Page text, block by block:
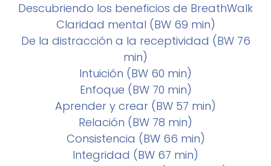
Descubriendo los beneficios de BreathWalk
Claridad mental (BW 69 min)
De la distracción a la receptividad (BW 76
min)
Intuición (BW 60 min)
Enfoque (BW 70 min)
Aprender y crear (BW 57 min)
Relación (BW 78 min)
Consistencia (BW 66 min)
Integridad (BW 67 min)